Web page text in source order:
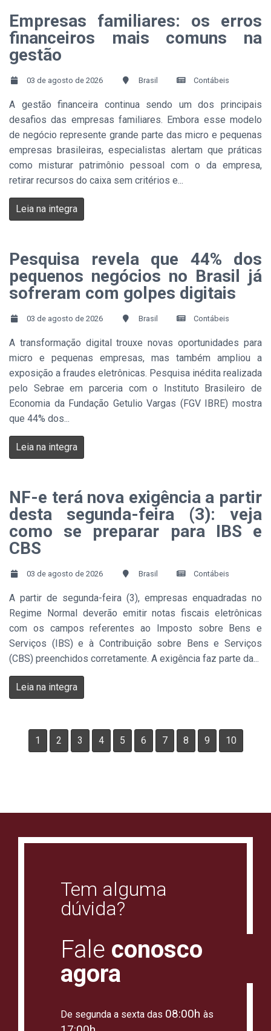
Empresas familiares: os erros
financeiros mais comuns na
gestão
03 de agosto de 2026 Brasil Contábeis
A gestão financeira continua sendo um dos principais
desafios das empresas familiares. Embora esse modelo
de negócio represente grande parte das micro e pequenas
empresas brasileiras, especialistas alertam que práticas
como misturar patrimônio pessoal com o da empresa,
retirar recursos do caixa sem critérios e...
Leia na integra
Pesquisa revela que 44% dos
pequenos negócios no Brasil já
sofreram com golpes digitais
03 de agosto de 2026 Brasil Contábeis
A transformação digital trouxe novas oportunidades para
micro e pequenas empresas, mas também ampliou a
exposição a fraudes eletrônicas. Pesquisa inédita realizada
pelo Sebrae em parceria com o Instituto Brasileiro de
Economia da Fundação Getulio Vargas (FGV IBRE) mostra
que 44% dos...
Leia na integra
NF-e terá nova exigência a partir
desta segunda-feira (3): veja
como se preparar para IBS e
CBS
03 de agosto de 2026 Brasil Contábeis
A partir de segunda-feira (3), empresas enquadradas no
Regime Normal deverão emitir notas fiscais eletrônicas
com os campos referentes ao Imposto sobre Bens e
Serviços (IBS) e à Contribuição sobre Bens e Serviços
(CBS) preenchidos corretamente. A exigência faz parte da...
Leia na integra
1 2 3 4 5 6 7 8 9 10
Tem alguma
dúvida?
Fale conosco
agora
De segunda a sexta das 08:00h às